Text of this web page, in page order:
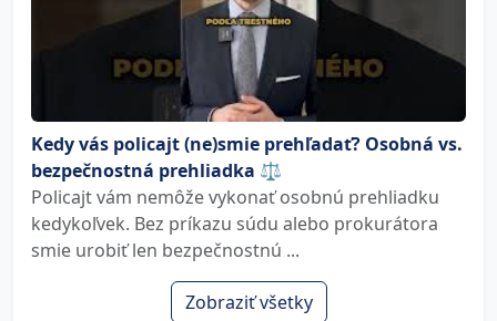
Kedy vás policajt (ne)smie prehľadať? Osobná vs.
bezpečnostná prehliadka ⚖️
Policajt vám nemôže vykonať osobnú prehliadku
kedykoľvek. Bez príkazu súdu alebo prokurátora
smie urobiť len bezpečnostnú ...
Zobraziť všetky